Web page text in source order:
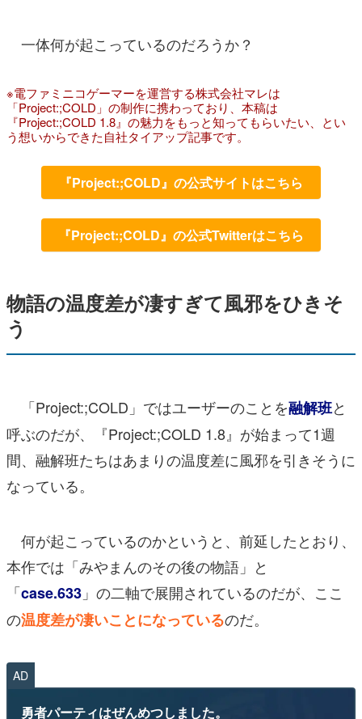
一体何が起こっているのだろうか？
※電ファミニコゲーマーを運営する株式会社マレは
「Project:;COLD」の制作に携わっており、本稿は
『Project:;COLD 1.8』の魅力をもっと知ってもらいたい、とい
う想いからできた自社タイアップ記事です。
『Project:;COLD』の公式サイトはこちら
『Project:;COLD』の公式Twitterはこちら
物語の温度差が凄すぎて風邪をひきそ
う
「Project:;COLD」ではユーザーのことを融解班と
呼ぶのだが、『Project:;COLD 1.8』が始まって1週
間、融解班たちはあまりの温度差に風邪を引きそうに
なっている。
何が起こっているのかというと、前延したとおり、
本作では「みやまんのその後の物語」と
「case.633 」の二軸で展開されているのだが、ここ
の温度差が凄いことになっているのだ。
AD
勇者パーティはぜんめつしました。